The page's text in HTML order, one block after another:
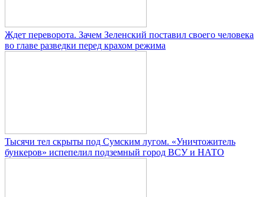
Ждет переворота. Зачем Зеленский поставил своего человека
во главе разведки перед крахом режима
Тысячи тел скрыты под Сумским лугом. «Уничтожитель
бункеров» испепелил подземный город ВСУ и НАТО